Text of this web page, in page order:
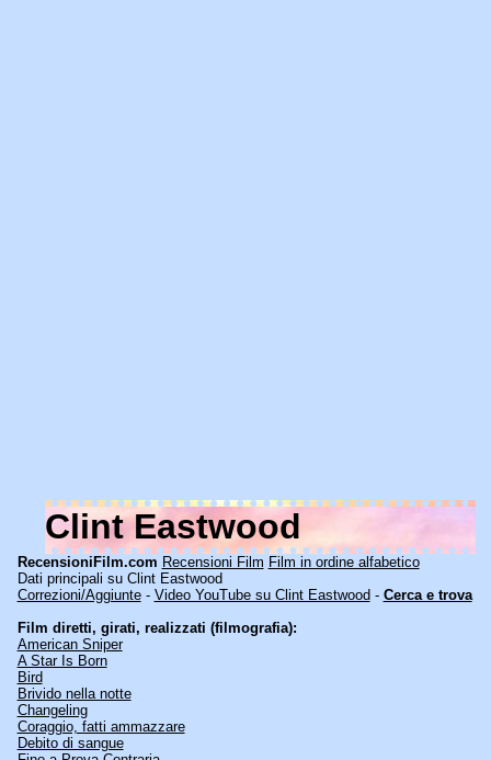
Clint Eastwood
RecensioniFilm.com Recensioni Film Film in ordine alfabetico
Dati principali su Clint Eastwood
Correzioni/Aggiunte- Video YouTube su Clint Eastwood - Cerca e trova
Film diretti, girati, realizzati (filmografia):
American Sniper
A Star Is Born
Bird
Brivido nella notte
Changeling
Coraggio, fatti ammazzare
Debito di sangue